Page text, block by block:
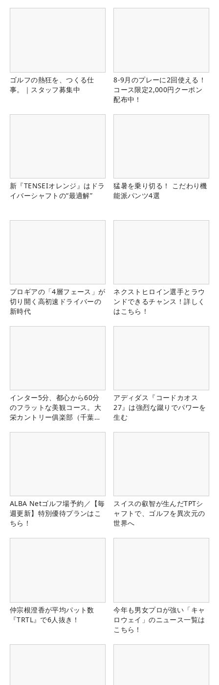
ゴルフの熱狂を、つくる仕
事。｜スタッフ募集中
8-9月のプレーに2回使える！
コース限定2,000円クーポン
配布中！
新『TENSEIオレンジ』はドラ
イバーシャフトの“最適解”
猛暑を乗り切る！ こだわり機
能派パンツ4選
プロギアの「4層フェース」が
切り開く高初速ドライバーの
新時代
ネクストヒロイン選手とラウ
ンドできるチャンス！詳しく
はこちら！
インター5分、都心から60分
のフラットな美観コース。大
栄カントリー俱楽部（千葉
アディダス『コードカオス
27』は強烈な蹴りでパワーを
生む
ALBA Netゴルフ場予約／【毎
週更新】特別優待プランはこ
ちら！
スイスの叡智が生んだTPTシ
ャフトで、ゴルフを異次元の
世界へ
仲宗根澄香が平均パット数
『TRTL』で6人抜き！
今年も男女プロが強い「キャ
ロウェイ」のニュース一覧は
こちら！